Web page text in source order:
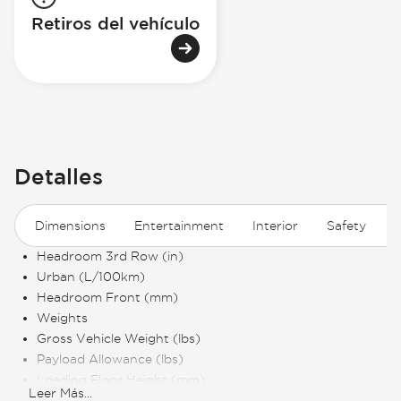
Retiros del vehículo
Detalles
Dimensions Entertainment Interior Safety
Headroom 3rd Row (in)
Urban (L/100km)
Headroom Front (mm)
Weights
Gross Vehicle Weight (lbs)
Payload Allowance (lbs)
Loading Floor Height (mm)
Leer Más